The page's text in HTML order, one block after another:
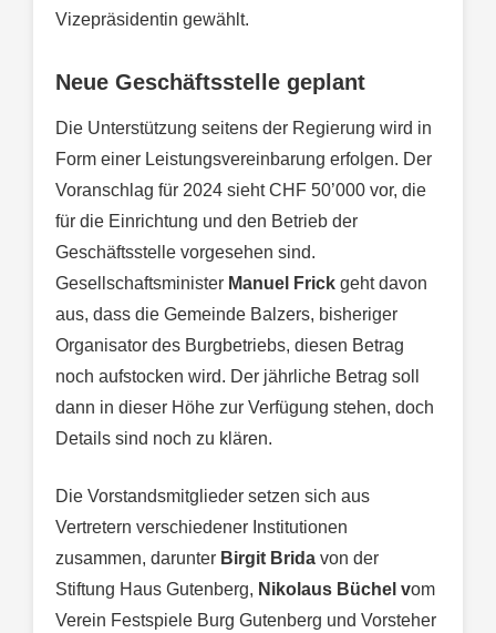
Vizepräsidentin gewählt.
Neue Geschäftsstelle geplant
Die Unterstützung seitens der Regierung wird in
Form einer Leistungsvereinbarung erfolgen. Der
Voranschlag für 2024 sieht CHF 50’000 vor, die
für die Einrichtung und den Betrieb der
Geschäftsstelle vorgesehen sind.
Gesellschaftsminister Manuel Frick geht davon
aus, dass die Gemeinde Balzers, bisheriger
Organisator des Burgbetriebs, diesen Betrag
noch aufstocken wird. Der jährliche Betrag soll
dann in dieser Höhe zur Verfügung stehen, doch
Details sind noch zu klären.
Die Vorstandsmitglieder setzen sich aus
Vertretern verschiedener Institutionen
zusammen, darunter Birgit Brida von der
Stiftung Haus Gutenberg, Nikolaus Büchel vom
Verein Festspiele Burg Gutenberg und Vorsteher